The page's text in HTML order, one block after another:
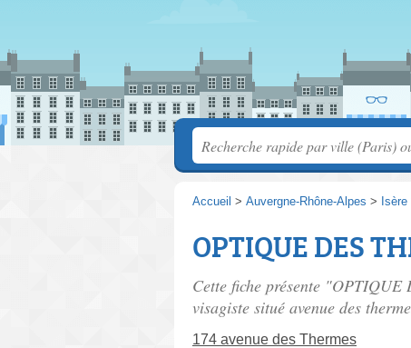
Accueil > Auvergne-Rhône-Alpes > Isère
OPTIQUE DES
Cette fiche présente
visagiste situé avenue des
174 avenue des Thermes